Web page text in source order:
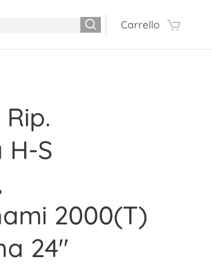
Carrello
S
2000(T)
24"